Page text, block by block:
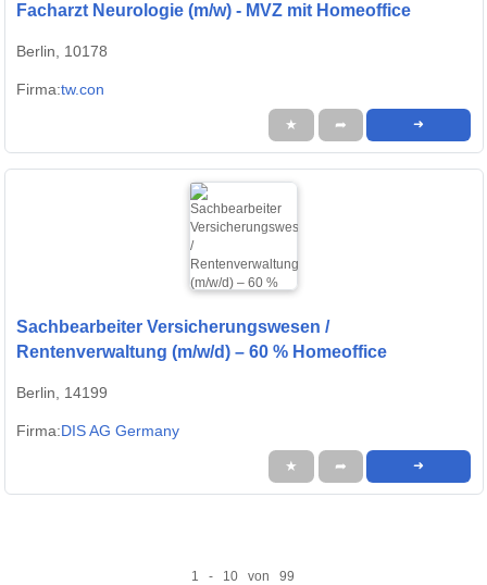
Facharzt Neurologie (m/w) - MVZ mit Homeoffice
Berlin, 10178
Firma:tw.con
★ ➦ ➜
Sachbearbeiter Versicherungswesen /
Rentenverwaltung (m/w/d) – 60 % Homeoffice
Berlin, 14199
Firma:DIS AG Germany
★ ➦ ➜
1 - 10 von 99